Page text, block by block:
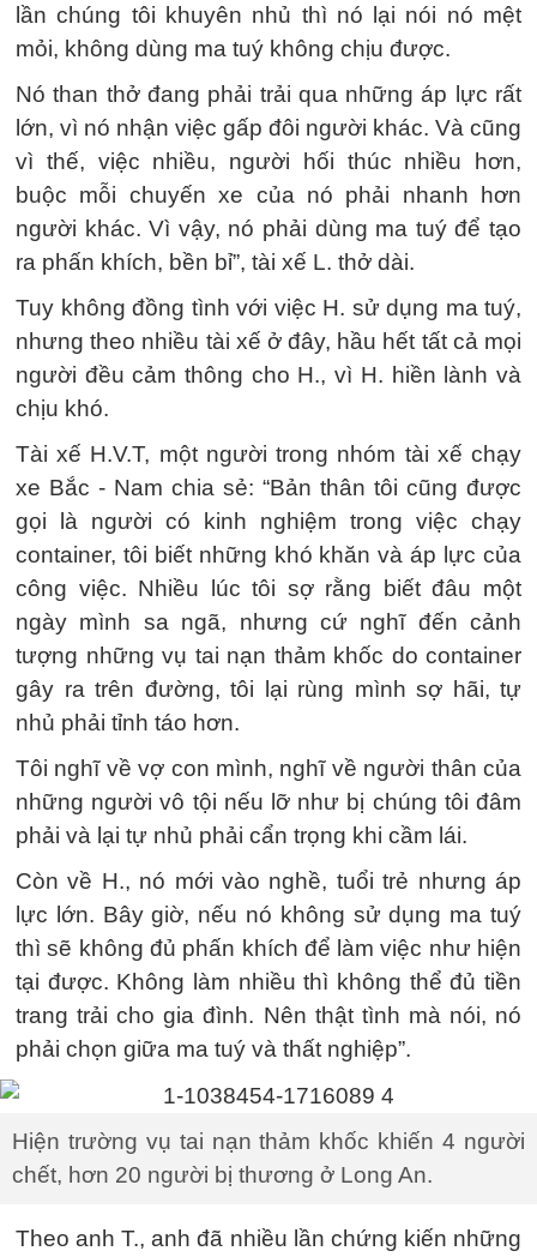
lần chúng tôi khuyên nhủ thì nó lại nói nó mệt
mỏi, không dùng ma tuý không chịu được.
Nó than thở đang phải trải qua những áp lực rất
lớn, vì nó nhận việc gấp đôi người khác. Và cũng
vì thế, việc nhiều, người hối thúc nhiều hơn,
buộc mỗi chuyến xe của nó phải nhanh hơn
người khác. Vì vậy, nó phải dùng ma tuý để tạo
ra phấn khích, bền bỉ”, tài xế L. thở dài.
Tuy không đồng tình với việc H. sử dụng ma tuý,
nhưng theo nhiều tài xế ở đây, hầu hết tất cả mọi
người đều cảm thông cho H., vì H. hiền lành và
chịu khó.
Tài xế H.V.T, một người trong nhóm tài xế chạy
xe Bắc - Nam chia sẻ: “Bản thân tôi cũng được
gọi là người có kinh nghiệm trong việc chạy
container, tôi biết những khó khăn và áp lực của
công việc. Nhiều lúc tôi sợ rằng biết đâu một
ngày mình sa ngã, nhưng cứ nghĩ đến cảnh
tượng những vụ tai nạn thảm khốc do container
gây ra trên đường, tôi lại rùng mình sợ hãi, tự
nhủ phải tỉnh táo hơn.
Tôi nghĩ về vợ con mình, nghĩ về người thân của
những người vô tội nếu lỡ như bị chúng tôi đâm
phải và lại tự nhủ phải cẩn trọng khi cầm lái.
Còn về H., nó mới vào nghề, tuổi trẻ nhưng áp
lực lớn. Bây giờ, nếu nó không sử dụng ma tuý
thì sẽ không đủ phấn khích để làm việc như hiện
tại được. Không làm nhiều thì không thể đủ tiền
trang trải cho gia đình. Nên thật tình mà nói, nó
phải chọn giữa ma tuý và thất nghiệp”.
Hiện trường vụ tai nạn thảm khốc khiến 4 người
chết, hơn 20 người bị thương ở Long An.
Theo anh T., anh đã nhiều lần chứng kiến những